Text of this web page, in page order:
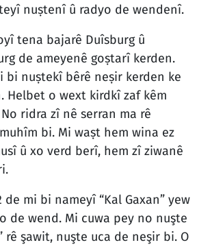
nuṣtenî û radyo de wendenî.
tena bajarê Duîsburg û
de ameyenê goṣtarî kerden.
bi nuṣtekî bêrê neṣir kerden ke
Helbet o wext kirdkî zaf kêm
ridra zî nê serran ma rê
bi. Mi waṣt hem wina ez
û xo verd berî, hem zî ziwanê
de mi bi nameyî “Kal Gaxan” yew
de wend. Mi cuwa pey no nuşte
rê şawit, nuşte uca de neşir bi. O